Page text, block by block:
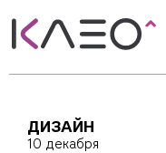
ДИЗАЙН
10 декабря